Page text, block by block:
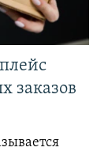
заказов